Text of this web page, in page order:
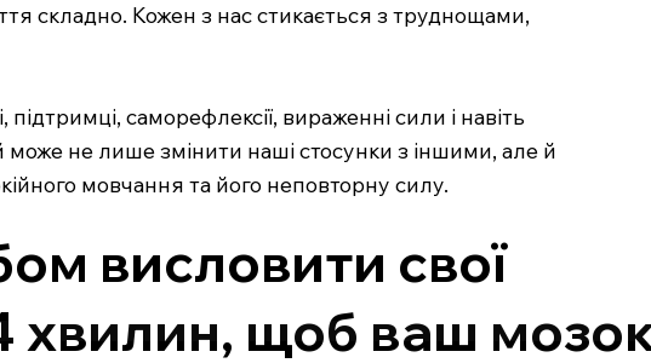
складно. Кожен з нас стикається з труднощами,
саморефлексії, вираженні сили і навіть
не лише змінити наші стосунки з іншими, але й
мовчання та його неповторну силу.
висловити свої
хвилин, щоб ваш